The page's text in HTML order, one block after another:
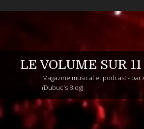
LE VOLUME SUR 11
Magazine musical et podcast -
(Dubuc's Blog)